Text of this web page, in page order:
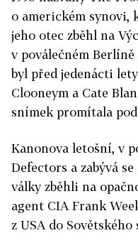
o americkém synovi,
jeho otec zběhl na
v poválečném Berlíně
byl před jedenácti
Clooneym a Cate
snímek promítala
Kanonova letošní, v
Defectors a zabývá
války zběhli na
agent CIA Frank
z USA do Sovětského